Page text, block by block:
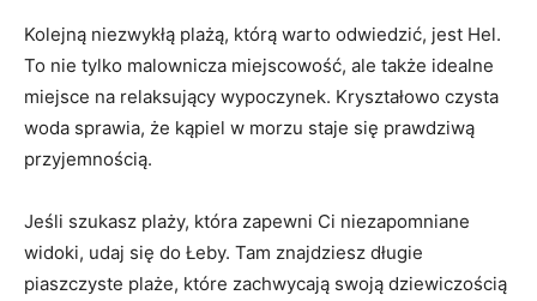
Kolejną niezwykłą plażą, którą⁤ warto odwiedzić, jest Hel.
To nie tylko ​malownicza miejscowość, ale także ⁤idealne
miejsce na relaksujący wypoczynek. Kryształowo czysta
woda sprawia, ⁢że‍ kąpiel w morzu staje ‌się prawdziwą
⁤przyjemnością.
Jeśli szukasz plaży, która zapewni Ci‍ niezapomniane
widoki, udaj się​ do Łeby. Tam znajdziesz długie
piaszczyste plaże, które zachwycają swoją dziewiczością​